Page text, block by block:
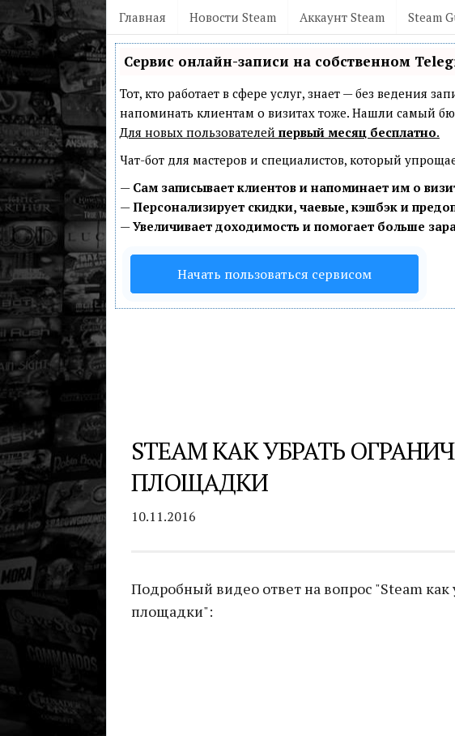
Главная Новости Steam Аккаунт Steam Steam
Сервис онлайн-записи на собственном
Тот, кто работает в сфере услуг, знает — без ведения
напоминать клиентам о визитах тоже. Нашли самый
Для новых пользователей первый месяц бесплатно.
Чат-бот для мастеров и специалистов, который
— Сам записывает клиентов и напоминает им о
—Персонализирует скидки, чаевые, кэшбэк и
—Увеличивает доходимость и помогает больше
Начать пользоваться сервисом
STEAM КАК УБРАТЬ
ПЛОЩАДКИ
10.11.2016
Подробный видео ответ на вопрос "Steam как
площадки":